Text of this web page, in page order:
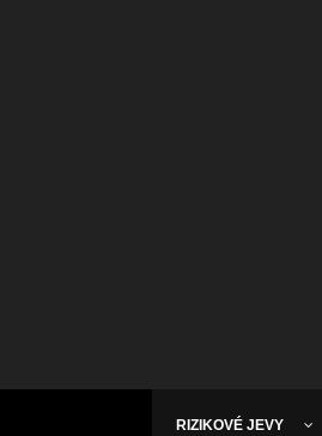
RIZIKOVÉ JEVY